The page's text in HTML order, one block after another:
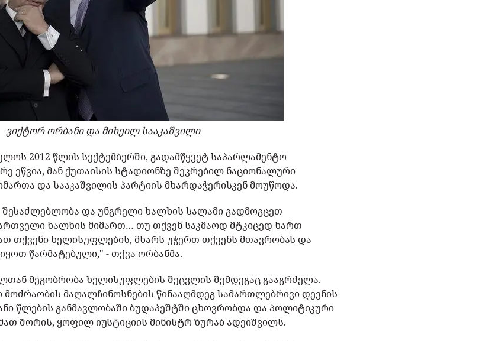
ვიქტორ ორბანი და მიხეილ სააკაშვილი
2012 წლის სექტემბერში, გადამწყვეტ საპარლამენტო
ეწვია, მან ქუთაისის სტადიონზე შეკრებილ ნაციონალური
და სააკაშვილის პარტიის მხარდაჭერისკენ მოუწოდა.
შესაძლებლობა და უნგრელი ხალხის სალამი გადმოგცეთ
ხალხის მიმართ… თუ თქვენ საკმაოდ მტკიცედ ხართ
თქვენი ხელისუფლების, მხარს უჭერთ თქვენს მთავრობას და
წარმატებული," - თქვა ორბანმა.
მეგობრობა ხელისუფლების შეცვლის შემდეგაც გააგრძელა.
მაღალჩინოსნების წინააღმდეგ სამართლებრივი დევნის
წლების განმავლობაში ბუდაპეშტში ცხოვრობდა და პოლიტიკური
შორის, ყოფილ იუსტიციის მინისტრ ზურაბ ადეიშვილს.